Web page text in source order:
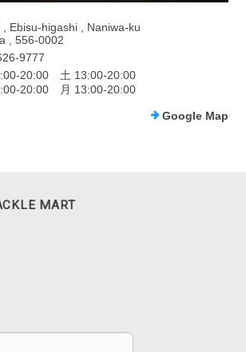
, Ebisu-higashi , Naniwa-ku
, 556-0002
9777
20:00 土 13:00-20:00
20:00 月 13:00-20:00
Google Map
MART